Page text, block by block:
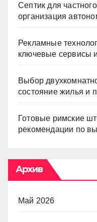
Септик для
организация
Рекламные
ключевые сервисы
Выбор
состояние жилья и
Готовые римские
рекомендации по
Архив
Май 2026